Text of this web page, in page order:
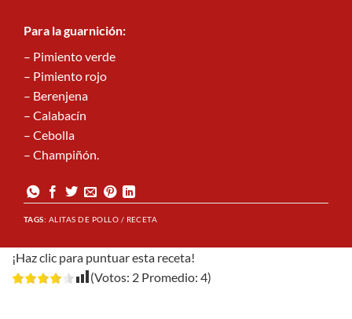
Para la guarnición:
– Pimiento verde
– Pimiento rojo
– Berenjena
– Calabacín
– Cebolla
– Champiñón.
TAGS: ALITAS DE POLLO / RECETA
¡Haz clic para puntuar esta receta!
(Votos: 2 Promedio: 4)